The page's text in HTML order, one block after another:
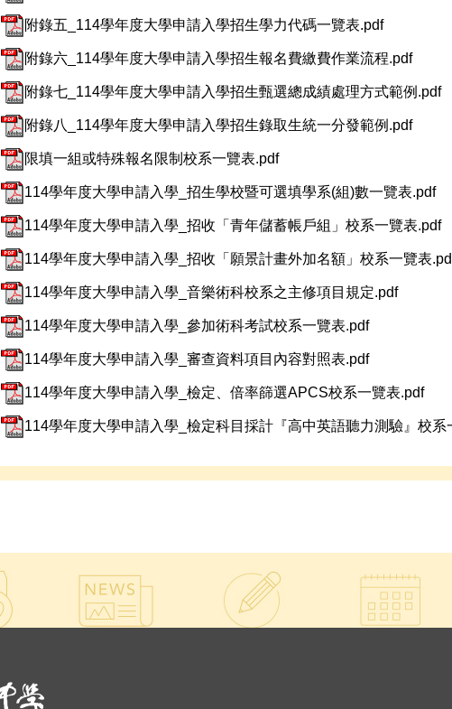
附錄五_114學年度大學申請入學招生學力代碼一覽表.pdf
附錄六_114學年度大學申請入學招生報名費繳費作業流程.pdf
附錄七_114學年度大學申請入學招生甄選總成績處理方式範例.pdf
附錄八_114學年度大學申請入學招生錄取生統一分發範例.pdf
限填一組或特殊報名限制校系一覽表.pdf
114學年度大學申請入學_招生學校暨可選填學系(組)數一覽表.pdf
114學年度大學申請入學_招收「青年儲蓄帳戶組」校系一覽表.pdf
114學年度大學申請入學_招收「願景計畫外加名額」校系一覽表
114學年度大學申請入學_音樂術科校系之主修項目規定.pdf
114學年度大學申請入學_參加術科考試校系一覽表.pdf
114學年度大學申請入學_審查資料項目內容對照表.pdf
114學年度大學申請入學_檢定、倍率篩選APCS校系一覽表.pdf
114學年度大學申請入學_檢定科目採計『高中英語聽力測驗』校系